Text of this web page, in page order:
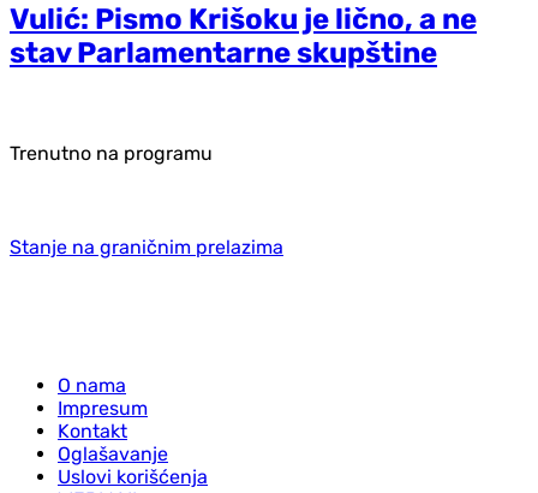
Vulić: Pismo Krišoku je lično, a ne
stav Parlamentarne skupštine
Trenutno na programu
Stanje na graničnim prelazima
O nama
Impresum
Kontakt
Oglašavanje
Uslovi korišćenja